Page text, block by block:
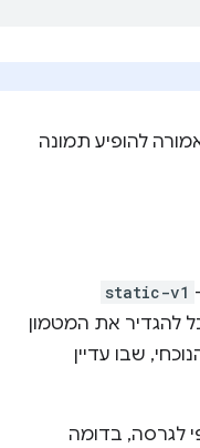
להופיע תמונה
static-
את המטמון
שבו עדיין
בדומה